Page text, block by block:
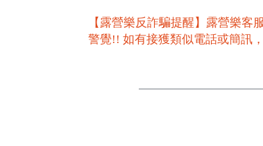
【露營樂反詐騙提醒】露營樂
警覺!! 如有接獲類似電話或簡訊